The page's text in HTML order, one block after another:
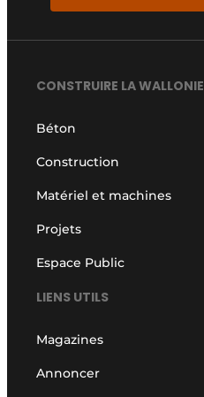
CONSTRUIRE LA WALLONIE
Béton
Construction
Matériel et machines
Projets
Espace Public
LIENS UTILS
Magazines
Annoncer